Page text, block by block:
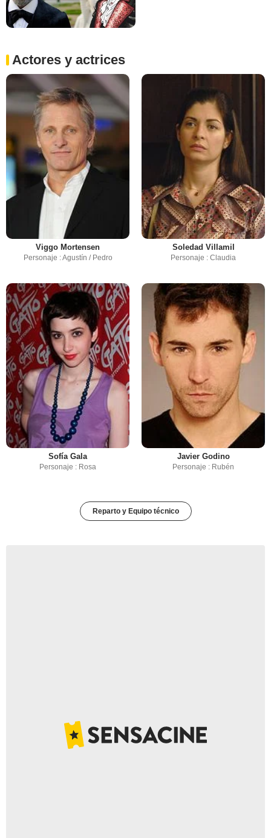
Actores y actrices
Viggo Mortensen
Personaje : Agustín / Pedro
Soledad Villamil
Personaje : Claudia
Sofía Gala
Personaje : Rosa
Javier Godino
Personaje : Rubén
Reparto y Equipo técnico